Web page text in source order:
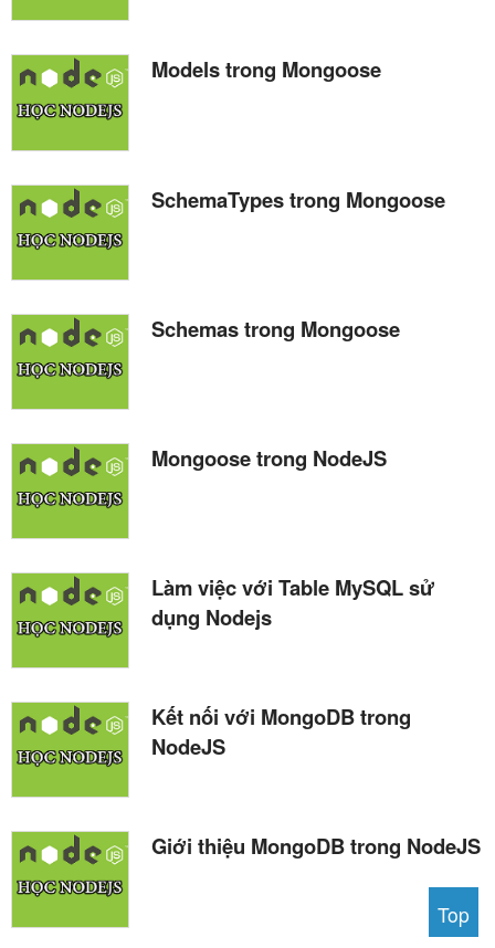
Models trong Mongoose
SchemaTypes trong Mongoose
Schemas trong Mongoose
Mongoose trong NodeJS
Làm việc với Table MySQL sử
dụng Nodejs
Kết nối với MongoDB trong
NodeJS
Giới thiệu MongoDB trong NodeJS
Top